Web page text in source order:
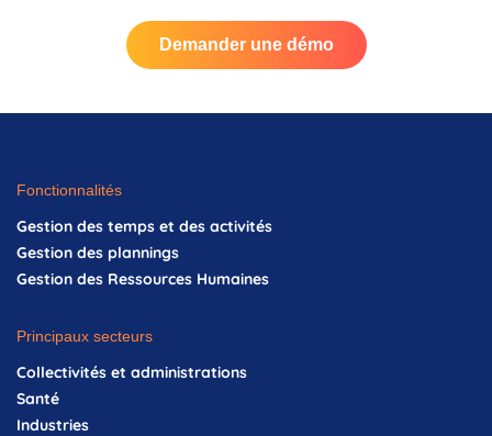
Demander une démo
Fonctionnalités
Gestion des temps et des activités
Gestion des plannings
Gestion des Ressources Humaines
Principaux secteurs
Collectivités et administrations
Santé
Industries